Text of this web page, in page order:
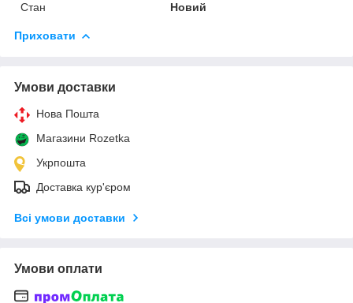
Стан
Новий
Приховати
Умови доставки
Нова Пошта
Магазини Rozetka
Укрпошта
Доставка кур'єром
Всі умови доставки
Умови оплати